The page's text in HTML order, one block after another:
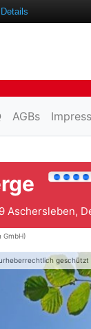
AGBs
Aschersleben,
GmbH)
geschützt
Details